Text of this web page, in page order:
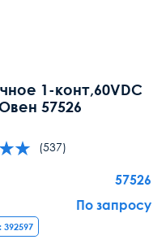
1-конт,60VDC
57526
(537)
57526
По запросу
392597